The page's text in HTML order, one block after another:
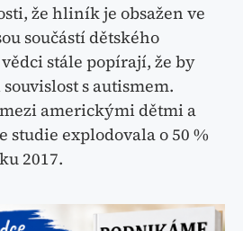
že hliník je obsažen ve
součástí dětského
stále popírají, že by
s autismem.
americkými dětmi a
explodovala o 50 %
2017.